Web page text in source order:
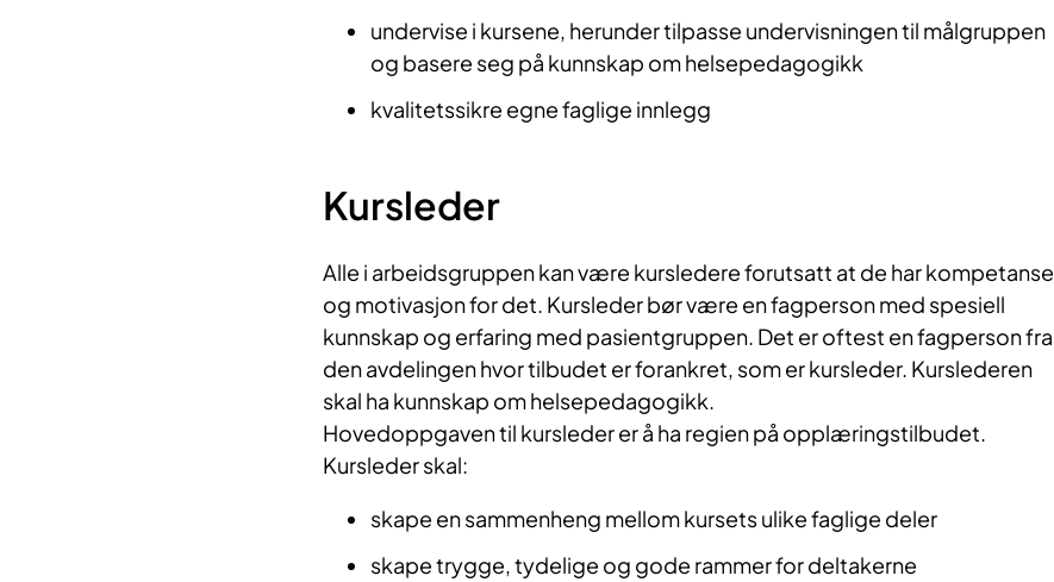
undervise i kursene, herunder tilpasse undervisningen til målgruppen
og basere seg på kunnskap om helsepedagogikk
kvalitetssikre egne faglige innlegg
Kursleder
Alle i arbeidsgruppen kan være kursledere forutsatt at de har kompetanse
og motivasjon for det. Kursleder bør være en fagperson med spesiell
kunnskap og erfaring med pasientgruppen. Det er oftest en fagperson fra
den avdelingen hvor tilbudet er forankret, som er kursleder. Kurslederen
skal ha kunnskap om helsepedagogikk.
Hovedoppgaven til kursleder er å ha regien på opplæringstilbudet.
Kursleder skal:
skape en sammenheng mellom kursets ulike faglige deler
skape trygge, tydelige og gode rammer for deltakerne